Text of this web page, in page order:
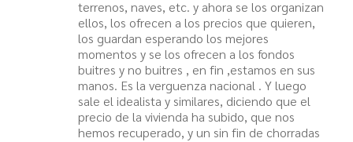
terrenos, naves, etc. y ahora se los organizan
ellos, los ofrecen a los precios que quieren,
los guardan esperando los mejores
momentos y se los ofrecen a los fondos
buitres y no buitres , en fin ,estamos en sus
manos. Es la verguenza nacional . Y luego
sale el idealista y similares, diciendo que el
precio de la vivienda ha subido, que nos
hemos recuperado, y un sin fin de chorradas